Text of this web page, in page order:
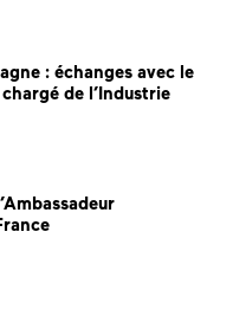
: échanges avec le
de l’Industrie